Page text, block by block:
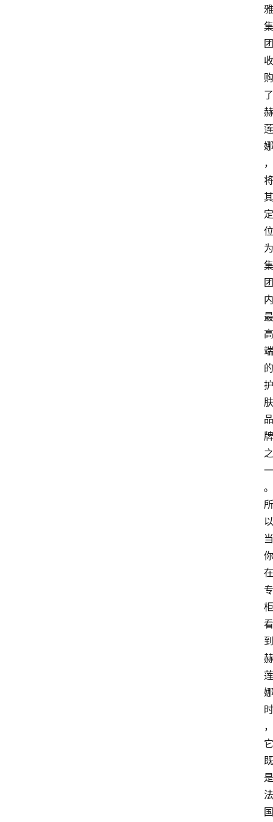
雅
集
团
收
购
了
赫
莲
娜
，
将
其
定
位
为
集
团
内
最
高
端
的
护
肤
品
牌
之
一
。
所
以
当
你
在
专
柜
看
到
赫
莲
娜
时
，
它
既
是
法
国